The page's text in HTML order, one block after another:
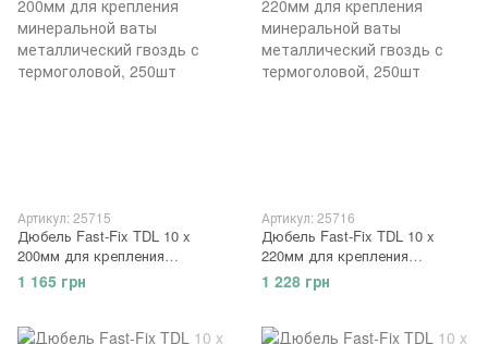
Артикул: 25715
Дюбель Fast-Fix TDL 10 x
200мм для крепления
минеральной ваты
металлический гвоздь с
1 165 грн
Артикул: 25716
Дюбель Fast-Fix TDL 10 x
220мм для крепления
минеральной ваты
металлический гвоздь с
1 228 грн